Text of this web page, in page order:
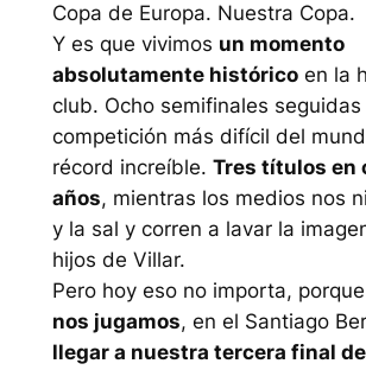
Copa de Europa. Nuestra Copa.
Y es que vivimos un momento
absolutamente históricoen la
club. Ocho semifinales seguidas
competición más difícil del
récord increíble. Tres títulos en
años, mientras los medios nos
y la sal y corren a lavar la
hijos de Villar.
Pero hoy eso no importa,
nos jugamos, en el Santiago
llegar a nuestra tercera final